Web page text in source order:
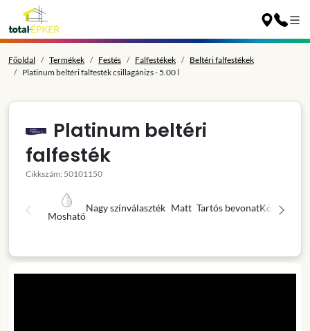
Főoldal Termékek Festés Falfestékek
Beltéri falfestékek
Platinum beltéri falfesték csillagánizs - 5.00 l
Platinum beltéri
falfesték
Cikkszám: 50101150
Mosható
Nagy színválaszték Matt Tartós bevonatKönnyű